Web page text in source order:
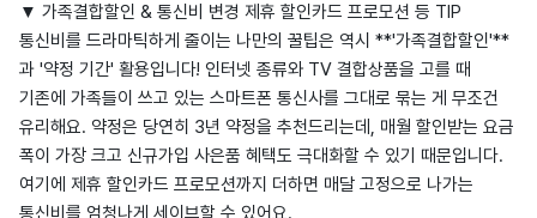
▼ 가족결합할인 & 통신비 변경 제휴 할인카드 프로모션 등 TIP
통신비를 드라마틱하게 줄이는 나만의 꿀팁은 역시 **'가족결합할인'**
과 '약정 기간' 활용입니다! 인터넷 종류와 TV 결합상품을 고를 때
기존에 가족들이 쓰고 있는 스마트폰 통신사를 그대로 묶는 게 무조건
유리해요. 약정은 당연히 3년 약정을 추천드리는데, 매월 할인받는 요금
폭이 가장 크고 신규가입 사은품 혜택도 극대화할 수 있기 때문입니다.
여기에 제휴 할인카드 프로모션까지 더하면 매달 고정으로 나가는
통신비를 엄청나게 세이브할 수 있어요.